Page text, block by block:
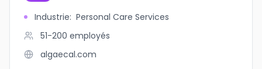
Industrie: Personal Care Services
51-200 employés
algaecal.com